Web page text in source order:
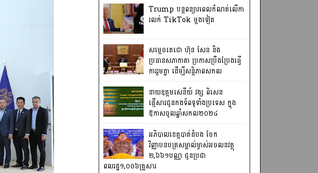
Trump បន្តពន្យារពេលកំណត់លើកា
រលក់ TikTok ម្តងទៀត
សម្តេចតេជោ ហ៊ុន សែន និង
ប្រធានសភាកាតា ប្រកាសប្រឹងប្រែងធ្វើ
ការ​រួមគ្នា ដើម្បីសន្តិភាពសកល
នាយឧត្តមសេនីយ៍ វង្ស ពិសេន
ផ្ញើសារជូនកងទ័ពទូទាំងប្រទេស ក្នុង
ឱកាសចូលឆ្នាំសកល២០២៤
អភិបាលខេត្តបាត់ដំបង ចែក
វិញ្ញាបនបត្រសម្គាល់ម្ចាស់អចលនវត្ថុ
២,៦៦១បណ្ណ ជូនប្រជា
ពលរដ្ឋ១,០០៦គ្រួសារ